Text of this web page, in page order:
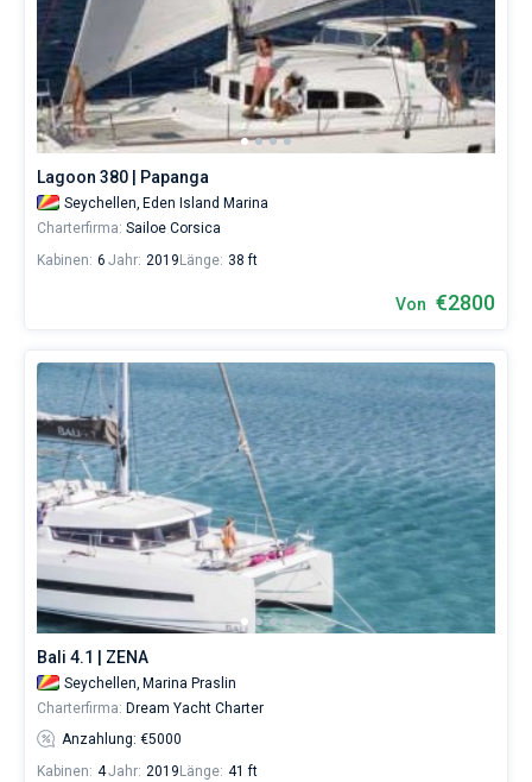
Lagoon 380 | Papanga
Seychellen, Eden Island Marina
Charterfirma: Sailoe Corsica
Kabinen: 6 Jahr: 2019 Länge: 38 ft
Von €2800
Bali 4.1 | ZENA
Seychellen, Marina Praslin
Charterfirma: Dream Yacht Charter
Anzahlung: €5000
Kabinen: 4Jahr: 2019 Länge: 41 ft